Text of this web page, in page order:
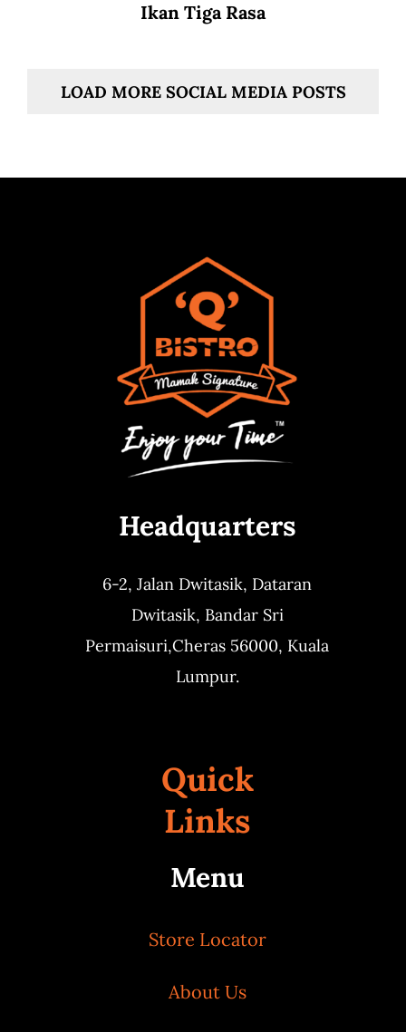
Ikan Tiga Rasa
LOAD MORE SOCIAL MEDIA POSTS
Headquarters
6-2, Jalan Dwitasik, Dataran
Dwitasik, Bandar Sri
Permaisuri,Cheras 56000, Kuala
Lumpur.
Quick
Links
Menu
Store Locator
About Us